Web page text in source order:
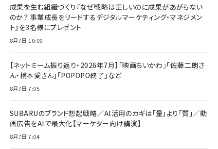
成果を生む組織づくり『なぜ戦略は正しいのに成果があがらない
のか？ 事業成長をリードするデジタルマーケティング・マネジメン
ト』を3名様にプレゼント
8月7日 10:00
【ネットミーム振り返り・2026年7月】「映画ちいかわ」「佐藤二朗さ
ん・橋本愛さん」「POPOPO終了」など
8月7日 7:05
SUBARUのブランド想起戦略／AI活用のカギは「量」より「質」／動
画広告をAIで最大化【マーケター向け講演】
8月7日 7:04